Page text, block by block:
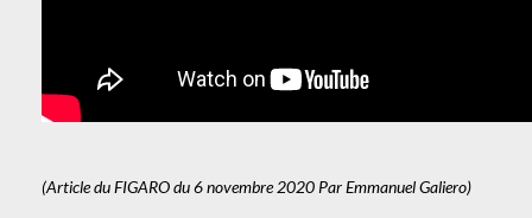
(Article du FIGARO du 6 novembre 2020 Par Emmanuel Galiero)